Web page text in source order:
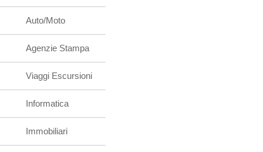
Auto/Moto
Agenzie Stampa
Viaggi Escursioni
Informatica
Immobiliari